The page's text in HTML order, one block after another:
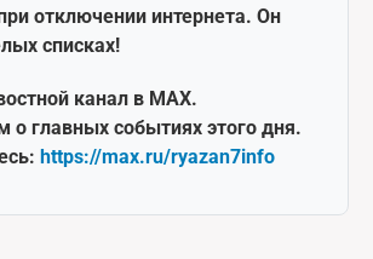
отключении интернета. Он
списках!
канал в MAX.
о главных событиях этого дня.
https://max.ru/ryazan7info